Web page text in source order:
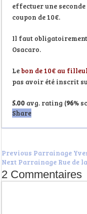
effectuer une
coupon de 10€.
Il faut
Osacaro.
Lebon de 10€ au filleul
pas avoir été inscrit
5.00 avg. rating (96%
Share
Previous Parrainage
Next Parrainage Rue de
2 Commentaires